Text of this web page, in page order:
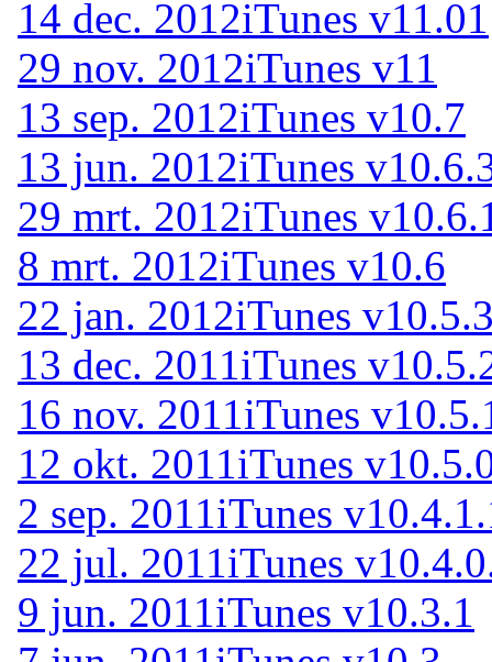
14 dec. 2012iTunes v11.01
29 nov. 2012iTunes v11
13 sep. 2012iTunes v10.7
13 jun. 2012iTunes
29 mrt. 2012iTunes
8 mrt. 2012iTunes v10.6
22 jan. 2012iTunes
13 dec. 2011 iTunes
16 nov. 2011 iTunes
12 okt. 2011 iTunes
2 sep. 2011 iTunes
22 jul. 2011 iTunes
9 jun. 2011 iTunes v10.3.1